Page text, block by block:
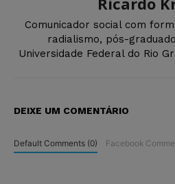
Comunicador social com
radialismo, pós-
Universidade Federal do Rio
DEIXE UM COMENTÁRIO
Default Comments (0) Facebook